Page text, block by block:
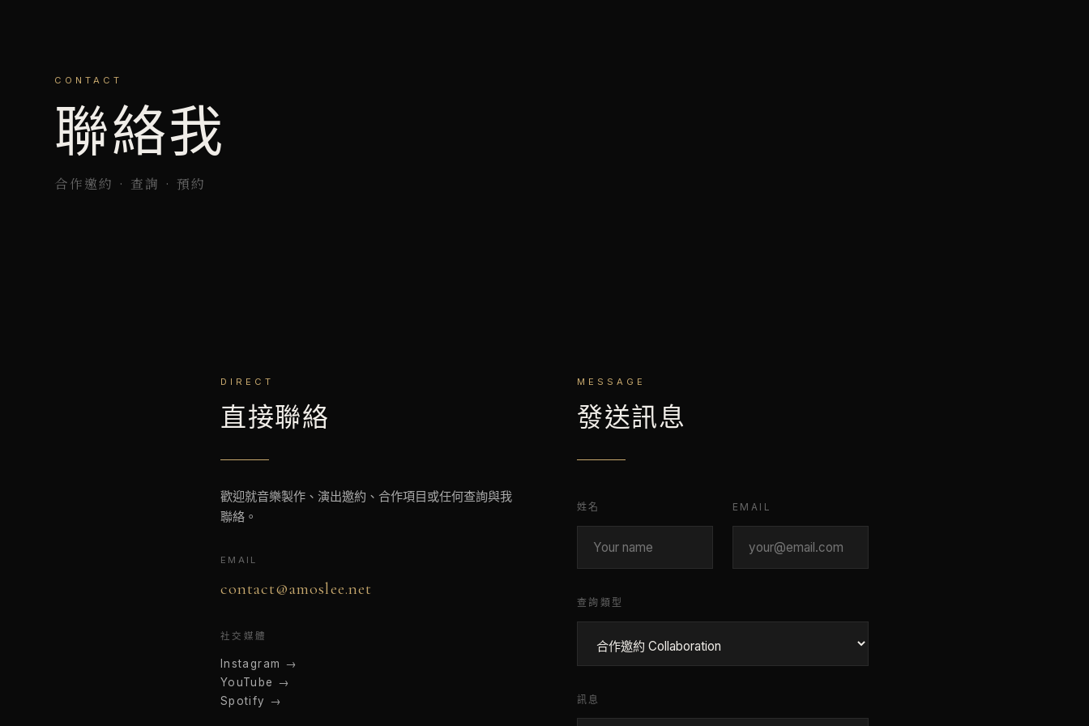
CONTACT
聯絡我
合作邀約 · 查詢 · 預約
DIRECT
直接聯絡
歡迎就音樂製作、演出邀約、合作項目或任何查詢與我
聯絡。
EMAIL
contact@amoslee.net
社交媒體
Instagram →
YouTube →
Spotify →
MESSAGE
發送訊息
姓名 EMAIL
查詢類型
訊息